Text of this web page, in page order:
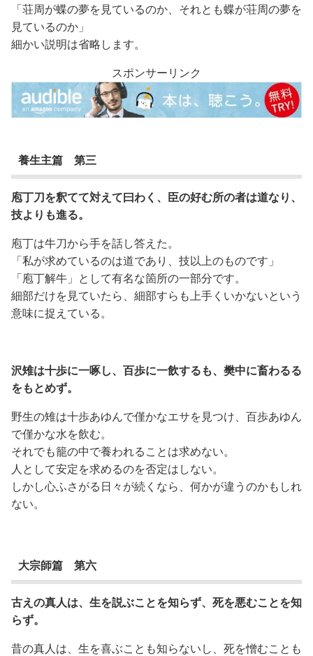
「荘周が蝶の夢を見ているのか、それとも蝶が荘周の夢を
見ているのか」
細かい説明は省略します。
スポンサーリンク
養生主篇 第三
庖丁刀を釈てて対えて曰わく、臣の好む所の者は道なり、
技よりも進る。
庖丁は牛刀から手を話し答えた。
「私が求めているのは道であり、技以上のものです」
「庖丁解牛」として有名な箇所の一部分です。
細部だけを見ていたら、細部すらも上手くいかないという
意味に捉えている。
沢雉は十歩に一啄し、百歩に一飲するも、樊中に畜わるる
をもとめず。
野生の雉は十歩あゆんで僅かなエサを見つけ、百歩あゆん
で僅かな水を飲む。
それでも籠の中で養われることは求めない。
人として安定を求めるのを否定はしない。
しかし心ふさがる日々が続くなら、何かが違うのかもしれ
ない。
大宗師篇 第六
古えの真人は、生を説ぶことを知らず、死を悪むことを知
らず。
昔の真人は、生を喜ぶことも知らないし、死を憎むことも